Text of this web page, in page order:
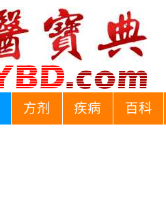
方剂 疾病 百科